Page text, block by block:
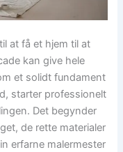
at få et hjem til at
kan give hele
et solidt fundament
starter professionelt
Det begynder
de rette materialer
erfarne malermester